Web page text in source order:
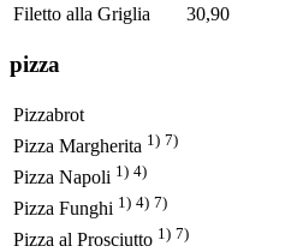
Filetto alla Griglia
30,90
pizza
Pizzabrot
Pizza Margherita 1) 7)
Pizza Napoli 1) 4)
Pizza Funghi 1) 4) 7)
Pizza al Prosciutto 1) 7)